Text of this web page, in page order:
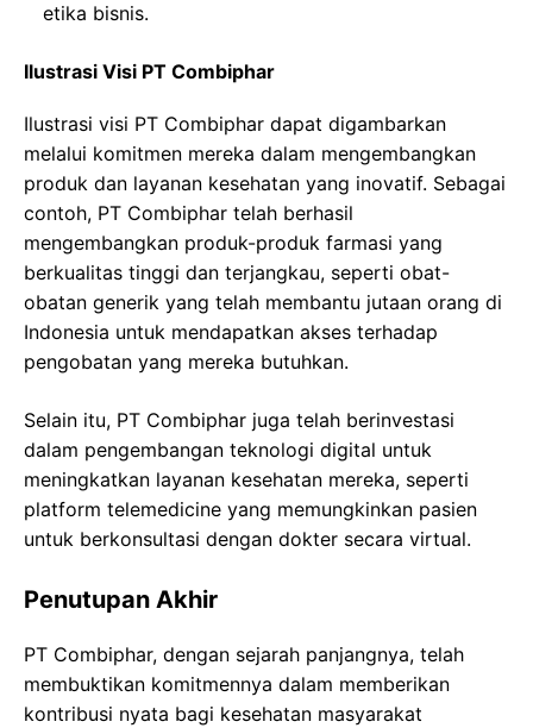
etika bisnis.
Ilustrasi Visi PT Combiphar
Ilustrasi visi PT Combiphar dapat digambarkan
melalui komitmen mereka dalam mengembangkan
produk dan layanan kesehatan yang inovatif. Sebagai
contoh, PT Combiphar telah berhasil
mengembangkan produk-produk farmasi yang
berkualitas tinggi dan terjangkau, seperti obat-
obatan generik yang telah membantu jutaan orang di
Indonesia untuk mendapatkan akses terhadap
pengobatan yang mereka butuhkan.
Selain itu, PT Combiphar juga telah berinvestasi
dalam pengembangan teknologi digital untuk
meningkatkan layanan kesehatan mereka, seperti
platform telemedicine yang memungkinkan pasien
untuk berkonsultasi dengan dokter secara virtual.
Penutupan Akhir
PT Combiphar, dengan sejarah panjangnya, telah
membuktikan komitmennya dalam memberikan
kontribusi nyata bagi kesehatan masyarakat